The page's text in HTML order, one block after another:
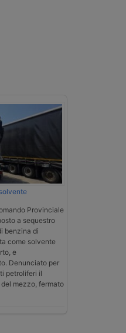
Provinciale
a sequestro
benzina di
come solvente
e
Denunciato per
petroliferi il
mezzo, fermato